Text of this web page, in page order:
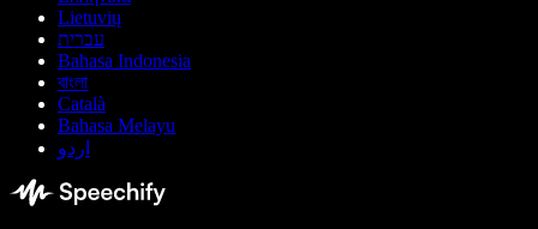
Lietuvių
עברית
Bahasa Indonesia
বাংলা
Català
Bahasa Melayu
اردو